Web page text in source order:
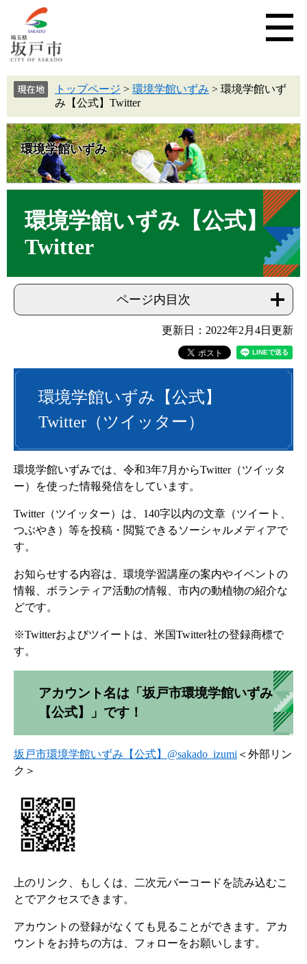
トップページ > 環境学館いずみ > 環境学館いず
み【公式】Twitter
環境学館いずみ
環境学館いずみ【公式】
Twitter
ページ内目次
更新日：2022年2月4日更新
環境学館いずみ【公式】
Twitter（ツイッター）
環境学館いずみでは、令和3年7月からTwitter（ツイッタ
ー）を使った情報発信をしています。
Twitter（ツイッター）は、140字以内の文章（ツイート、
つぶやき）等を投稿・閲覧できるソーシャルメディアで
す。
お知らせする内容は、環境学習講座の案内やイベントの
情報、ボランティア活動の情報、市内の動植物の紹介な
どです。
※Twitterおよびツイートは、米国Twitter社の登録商標で
す。
アカウント名は「坂戸市環境学館いずみ
【公式】」です！
坂戸市環境学館いずみ【公式】@sakado_izumi ＜外部リン
ク＞
上のリンク、もしくは、二次元バーコードを読み込むこ
とでアクセスできます。
アカウントの登録がなくても見ることができます。アカ
ウントをお持ちの方は、フォローをお願いします。